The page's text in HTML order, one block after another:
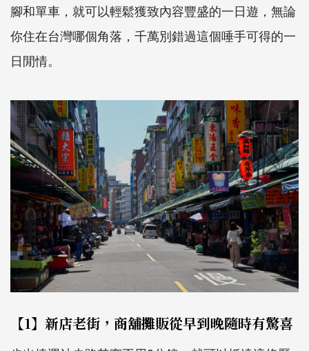
腳和單車，就可以輕鬆獲致內容豐盛的一日遊，無論
你住在台灣哪個角落，千萬別錯過這個唾手可得的一
日閒情。
【1】新店老街，商舖攤販從早到晚隨時有驚喜